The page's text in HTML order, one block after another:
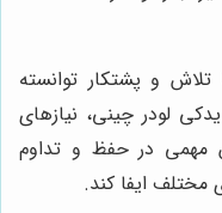
تلاش و پشتکار توانسته
لودر چینی، نیازهای
مهمی در حفظ و تداوم
مختلف ایفا کند.